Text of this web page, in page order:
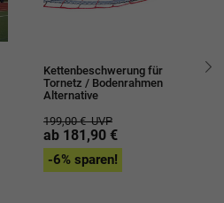
Kettenbeschwerung für
Tornetz / Bodenrahmen
Alternative
199,00 €UVP
ab 181,90 €
-6% sparen!